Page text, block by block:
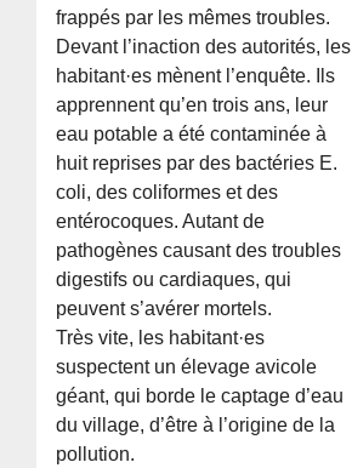
frappés par les mêmes troubles.
Devant l’inaction des autorités, les
habitant·es mènent l’enquête. Ils
apprennent qu’en trois ans, leur
eau potable a été contaminée à
huit reprises par des bactéries E.
coli, des coliformes et des
entérocoques. Autant de
pathogènes causant des troubles
digestifs ou cardiaques, qui
peuvent s’avérer mortels.
Très vite, les habitant·es
suspectent un élevage avicole
géant, qui borde le captage d’eau
du village, d’être à l’origine de la
pollution.